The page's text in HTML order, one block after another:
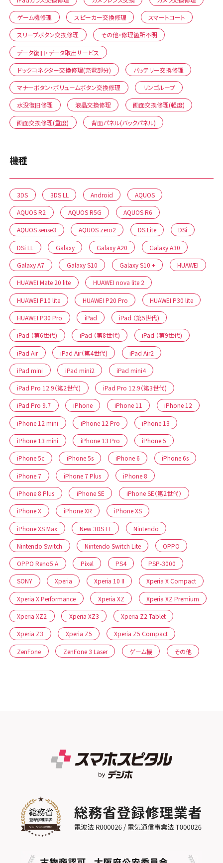
ゲーム機修理 スピーカー交換修理 スマートコート
スリープボタン交換修理 その他・修理箇所不明
データ復旧・データ取出サービス
ドックコネクター交換修理(充電部分) バッテリー交換修理
マナーボタン・ボリュームボタン交換修理 リンゴループ
水没復旧修理 液晶交換修理 画面交換修理(軽度)
画面交換修理(重度) 背面パネル(バックパネル)
機種
3DS 3DS LL Android AQUOS
AQUOS R2 AQUOS R5G AQUOS R6
AQUOS sense3 AQUOS zero2 DS Lite DSi
DSi LL Galaxy Galaxy A20 Galaxy A30
Galaxy A7 Galaxy S10 Galaxy S10 + HUAWEI
HUAWEI Mate 20 lite HUAWEI nova lite 2
HUAWEI P10 lite HUAWEI P20 Pro HUAWEI P30 lite
HUAWEI P30 Pro iPad iPad （第5世代)
iPad （第6世代) iPad （第8世代) iPad （第9世代)
iPad Air iPad Air（第4世代) iPad Air2
iPad mini iPad mini2 iPad mini4
iPad Pro 12.9（第2世代) iPad Pro 12.9（第3世代)
iPad Pro 9.7 iPhone iPhone 11 iPhone 12
iPhone 12 mini iPhone 12 Pro iPhone 13
iPhone 13 mini iPhone 13 Pro iPhone 5
iPhone 5c iPhone 5s iPhone 6 iPhone 6s
iPhone 7 iPhone 7 Plus iPhone 8
iPhone 8 Plus iPhone SE iPhone SE（第2世代）
iPhone X iPhone XR iPhone XS
iPhone XS Max New 3DS LL Nintendo
Nintendo Switch Nintendo Switch Lite OPPO
OPPO Reno5 A Pixel PS4 PSP-3000
SONY Xperia Xperia 10 II Xperia X Compact
Xperia X Performance Xperia XZ Xperia XZ Premium
Xperia XZ2 Xperia XZ3 Xperia Z2 Tablet
Xperia Z3 Xperia Z5 Xperia Z5 Compact
ZenFone ZenFone 3 Laser ゲーム機 その他